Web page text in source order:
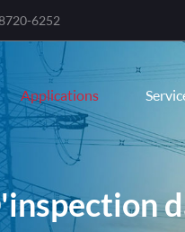
6252
Applications